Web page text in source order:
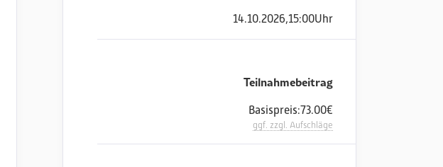
14.10.2026,15:00Uhr
Teilnahmebeitrag
Basispreis:73.00€
ggf. zzgl. Aufschläge